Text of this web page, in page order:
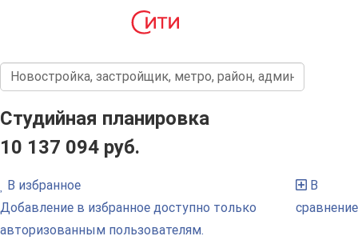
Студийная планировка
10 137 094 руб.
В избранное
Добавление в избранное доступно только
авторизованным пользователям.
В
сравнение